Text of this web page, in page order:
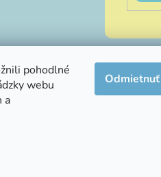
pohodlné
webu
a
Odmietnuť